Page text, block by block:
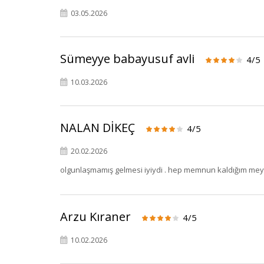
03.05.2026
Sümeyye babayusuf avli 4/5
10.03.2026
NALAN DİKEÇ 4/5
20.02.2026
olgunlaşmamış gelmesi iyiydi . hep memnun kaldığım
Arzu Kıraner 4/5
10.02.2026